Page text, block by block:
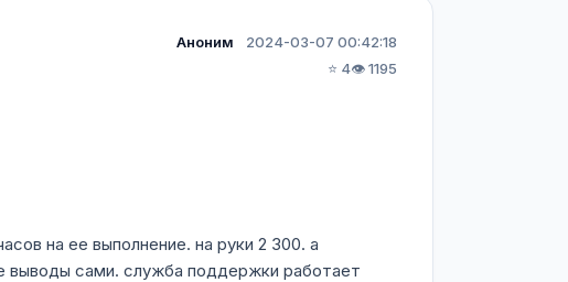
Аноним
2024-03-07 00:42:18
⭐ 4👁️ 1195
на ее выполнение. на руки 2 300. а
выводы сами. служба поддержки работает